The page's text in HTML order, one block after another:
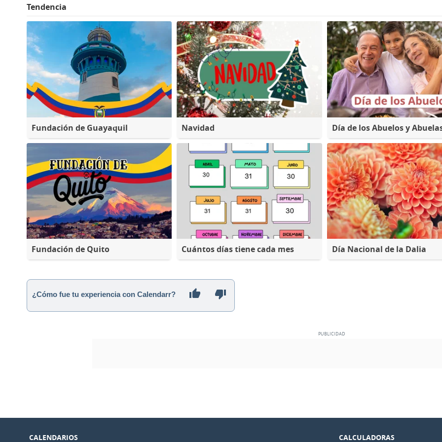
Tendencia
Fundación de Guayaquil Navidad Día de los Abuelos y
Fundación de Quito Cuántos días tiene cada mes Día Nacional de la Dalia
¿Cómo fue tu experiencia con Calendarr?
CALENDARIOS CALCULADORAS